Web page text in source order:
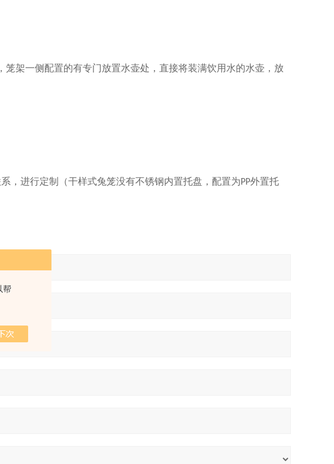
帮
笼架一侧配置的有专门放置水壶处，直接将装满饮用水的水壶，放
，进行定制（干样式兔笼没有不锈钢内置托盘，配置为PP外置托